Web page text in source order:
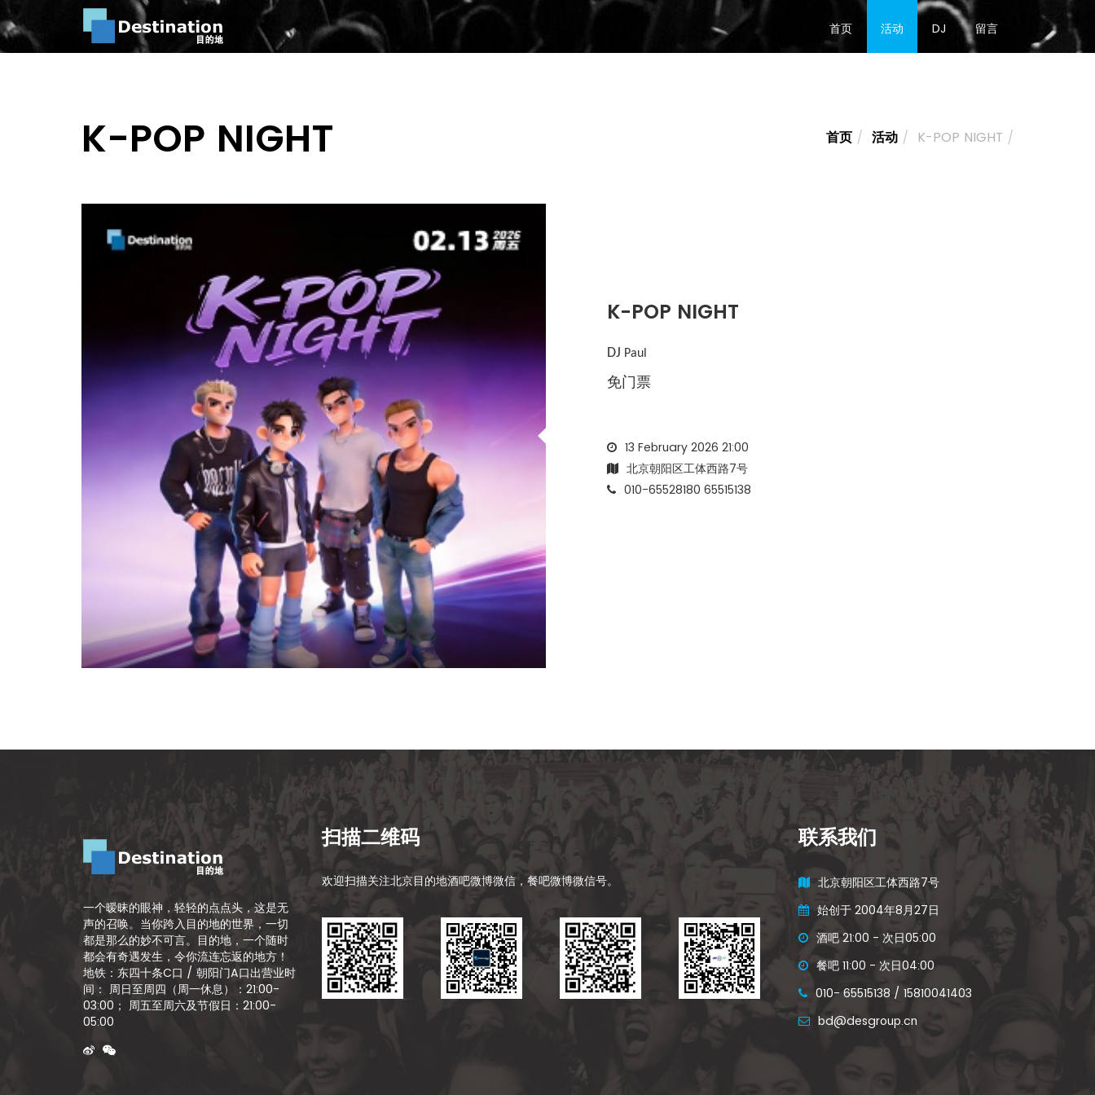
首页 活动 DJ 留言
K-POP NIGHT 首页 活动 K-POP NIGHT
K-POP NIGHT
DJ Paul
免门票
13 February 2026 21:00
北京朝阳区工体西路7号
010-65528180 65515138
一个暧昧的眼神，轻轻的点点头，这是无
声的召唤。当你跨入目的地的世界，一切
都是那么的妙不可言。目的地，一个随时
都会有奇遇发生，令你流连忘返的地方！
地铁：东四十条C口 / 朝阳门A口出营业时
间： 周日至周四（周一休息）：21:00-
03:00； 周五至周六及节假日：21:00-
05:00
扫描二维码
欢迎扫描关注北京目的地酒吧微博微信，餐吧微博微信号。
联系我们
北京朝阳区工体西路7号
始创于 2004年8月27日
酒吧 21:00 - 次日05:00
餐吧 11:00 - 次日04:00
010- 65515138 / 15810041403
bd@desgroup.cn